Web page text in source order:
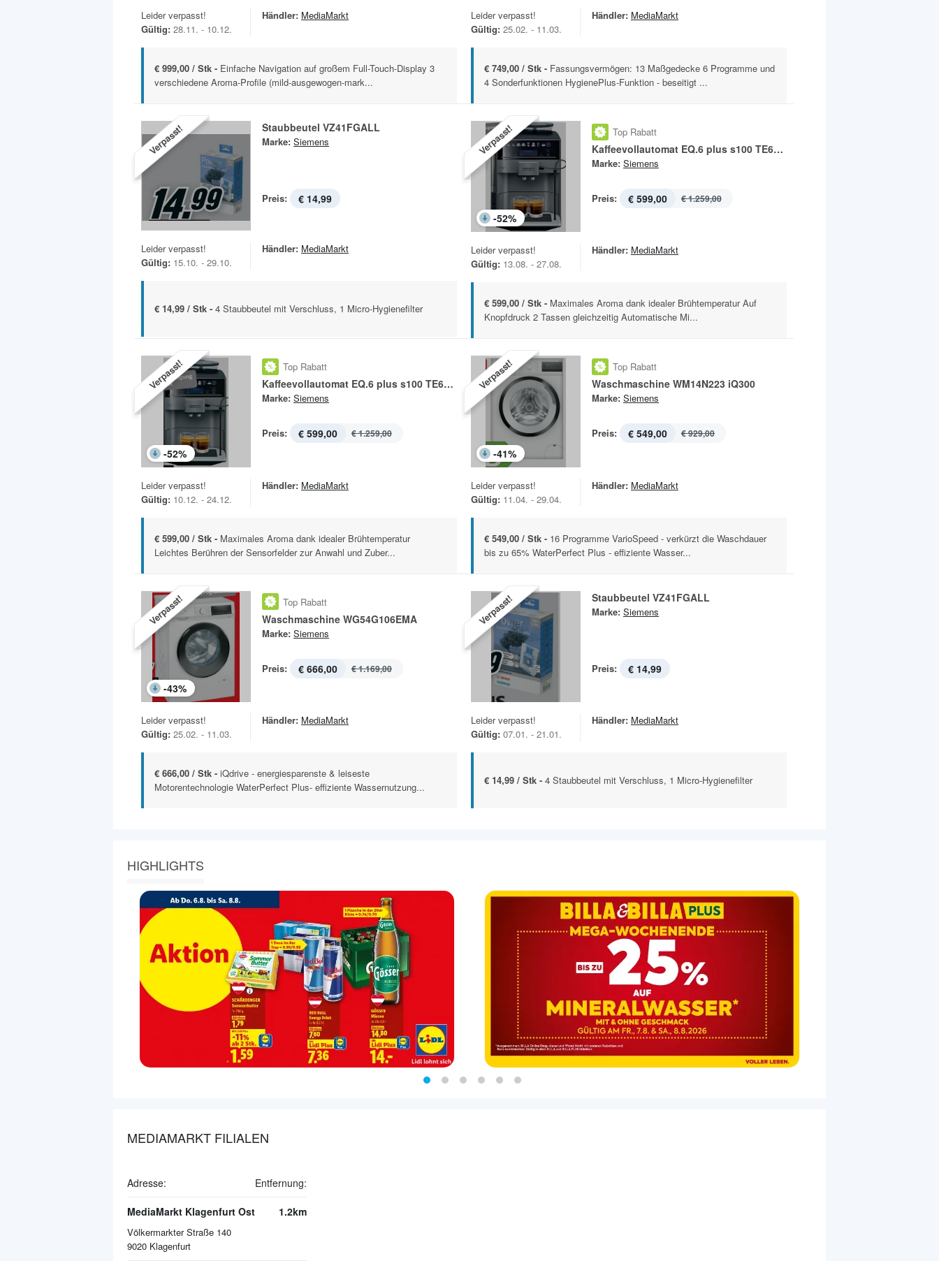
Leider verpasst!
Gültig: 28.11. - 10.12.
Händler: MediaMarkt
€ 999,00 / Stk - Einfache Navigation auf großem Full-Touch-Display 3
verschiedene Aroma-Profile (mild-ausgewogen-mark...
Leider verpasst!
Gültig: 25.02. - 11.03.
Händler: MediaMarkt
€ 749,00 / Stk - Fassungsvermögen: 13 Maßgedecke 6 Programme und
4 Sonderfunktionen HygienePlus-Funktion - beseitigt ...
Verpasst! Staubbeutel VZ41FGALL
Marke: Siemens
Preis: € 14,99
Leider verpasst!
Gültig: 15.10. - 29.10.
Händler: MediaMarkt
€ 14,99 / Stk - 4 Staubbeutel mit Verschluss, 1 Micro-Hygienefilter
Verpasst!
-52%
Top Rabatt
Kaffeevollautomat EQ.6 plus s100 TE651509DE
Marke: Siemens
Preis: € 599,00 € 1.259,00
Leider verpasst!
Gültig: 13.08. - 27.08.
Händler: MediaMarkt
€ 599,00 / Stk - Maximales Aroma dank idealer Brühtemperatur Auf
Knopfdruck 2 Tassen gleichzeitig Automatische Mi...
Verpasst!
-52%
Top Rabatt
Kaffeevollautomat EQ.6 plus s100 TE651509DE
Marke: Siemens
Preis: € 599,00 € 1.259,00
Leider verpasst!
Gültig: 10.12. - 24.12.
Händler: MediaMarkt
€ 599,00 / Stk - Maximales Aroma dank idealer Brühtemperatur
Leichtes Berühren der Sensorfelder zur Anwahl und Zuber...
Verpasst!
-41%
Top Rabatt
Waschmaschine WM14N223 iQ300
Marke: Siemens
Preis: € 549,00 € 929,00
Leider verpasst!
Gültig: 11.04. - 29.04.
Händler: MediaMarkt
€ 549,00 / Stk - 16 Programme VarioSpeed - verkürzt die Waschdauer
bis zu 65% WaterPerfect Plus - effiziente Wasser...
Verpasst!
-43%
Top Rabatt
Waschmaschine WG54G106EMA
Marke: Siemens
Preis: € 666,00 € 1.169,00
Leider verpasst!
Gültig: 25.02. - 11.03.
Händler: MediaMarkt
€ 666,00 / Stk - iQdrive - energiesparenste & leiseste
Motorentechnologie WaterPerfect Plus- effiziente Wassernutzung...
Verpasst! Staubbeutel VZ41FGALL
Marke: Siemens
Preis: € 14,99
Leider verpasst!
Gültig: 07.01. - 21.01.
Händler: MediaMarkt
€ 14,99 / Stk - 4 Staubbeutel mit Verschluss, 1 Micro-Hygienefilter
HIGHLIGHTS
MEDIAMARKT FILIALEN
Adresse: Entfernung:
MediaMarkt Klagenfurt Ost
Völkermarkter Straße 140
9020 Klagenfurt
1.2km